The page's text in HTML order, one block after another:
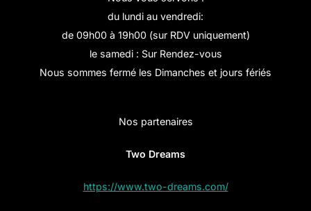
du lundi au vendredi:
de 09h00 à 19h00 (sur RDV uniquement)
le samedi : Sur Rendez-vous
Nous sommes fermé les Dimanches et jours fériés
Nos partenaires
Two Dreams
https://www.two-dreams.com/